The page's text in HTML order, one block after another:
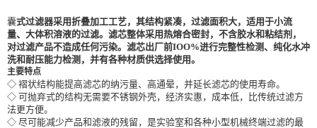
囊式过滤器采用折叠加工工艺，其结构紧凑，过滤面积大，适用于小流
量、大体积溶液的过滤。滤芯整体采用热熔合密封，不含胶水和粘结剂，
对过滤产品不造成任何污染。滤芯出厂前IOO%进行完整性检测、纯化水冲
洗和耐压能力检测，并有各种材质供选择使用。
主要特点
◇ 褶状结构能提高滤芯的纳污量、高通晕，并延长滤芯的使用寿命。
◇ 可抛弃式的结构无需要不锈钢外壳，经济实惠，成本低，比传统过滤方
法更方便。
◇ 尽可能减少产品和滤液的残留，是实验室和各种小型机械终端过滤的最